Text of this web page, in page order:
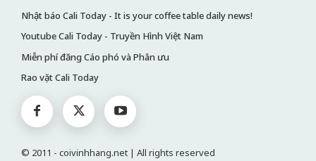
Nhật báo Cali Today - It is your coffee table daily news!
Youtube Cali Today - Truyền Hình Việt Nam
Miễn phí đăng Cáo phó và Phân ưu
Rao vặt Cali Today
© 2011 - coivinhhang.net | All rights reserved